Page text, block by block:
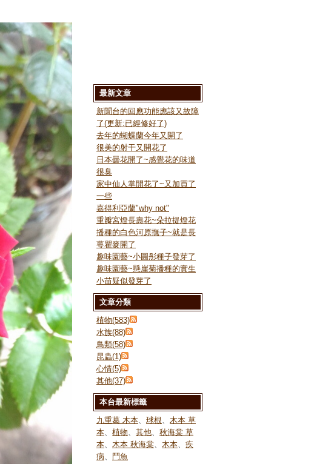
最新文章
新聞台的回應功能應該又故障
了(更新:已經修好了)
去年的蝴蝶蘭今年又開了
很美的射干又開花了
日本曇花開了~感覺花的味道
很臭
家中仙人掌開花了~又加買了
一些
嘉得利亞蘭"why not"
重瓣宮燈長壽花~朵拉提燈花
播種的白色河原撫子~就是長
萼瞿麥開了
趣味園藝~小圓彤種子發芽了
趣味園藝~懸崖菊播種的實生
小苗疑似發芽了
文章分類
植物(583)
水族(88)
鳥類(58)
昆蟲(1)
心情(5)
其他(37)
本台最新標籤
九重葛 木本
球根
木本 草
本
植物 其他
秋海棠 草
本
木本 秋海棠 木本
疾
病
鬥魚